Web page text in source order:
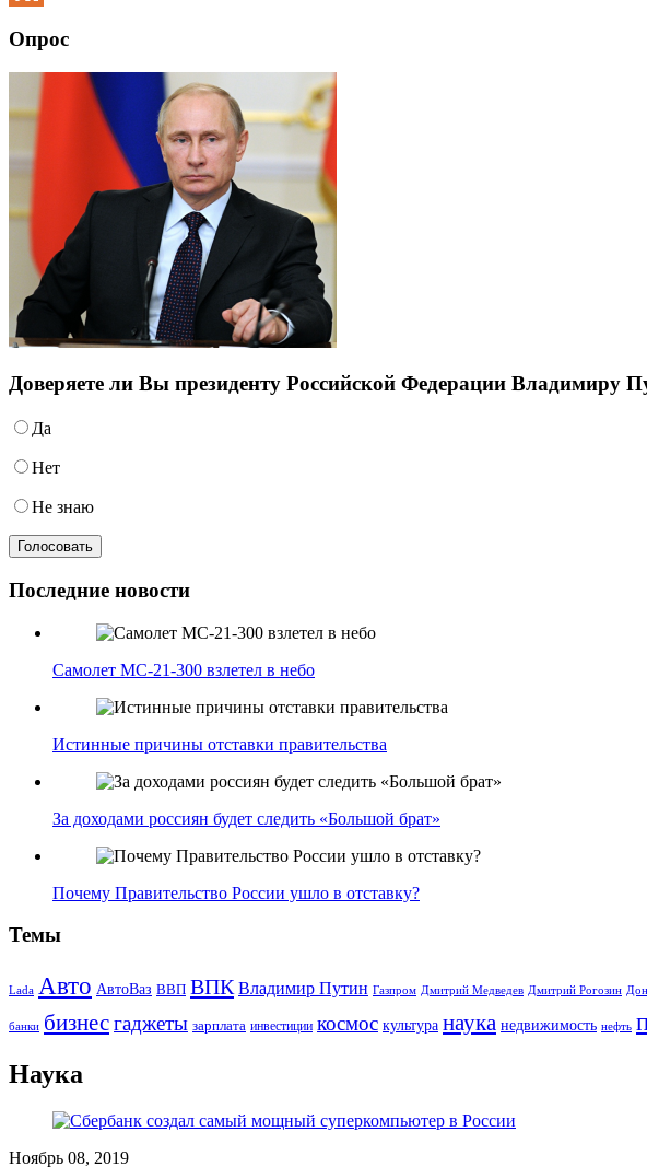
Опрос
Доверяете ли Вы президенту Российской Федерации Владимиру
Да
Нет
Не знаю
Последние новости
Самолет МС-21-300 взлетел в небо
Истинные причины отставки правительства
За доходами россиян будет следить «Большой брат»
Почему Правительство России ушло в отставку?
Темы
Lada Авто АвтоВаз ВВП ВПК Владимир Путин Газпром Дмитрий Медведев Дмитрий Рогозин
банки бизнесгаджеты зарплата инвестиции космос культура наука недвижимость нефть
Наука
Ноябрь 08, 2019